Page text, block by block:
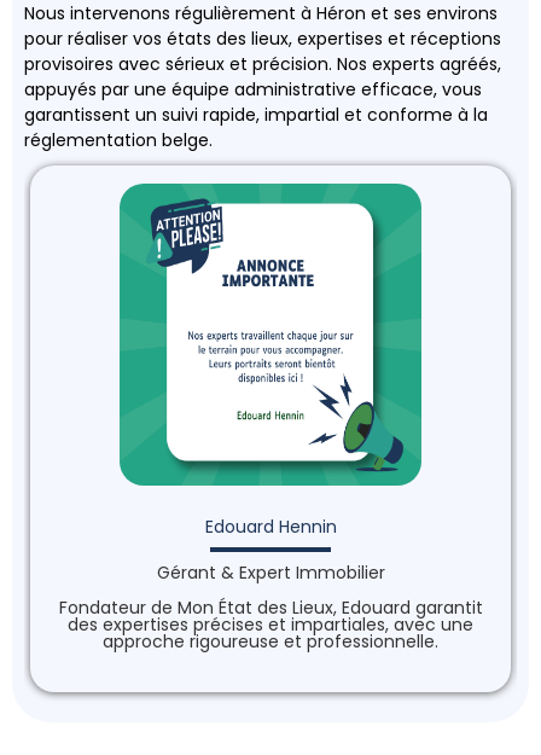
Nous intervenons régulièrement à Héron et ses environs
pour réaliser vos états des lieux, expertises et réceptions
provisoires avec sérieux et précision. Nos experts agréés,
appuyés par une équipe administrative efficace, vous
garantissent un suivi rapide, impartial et conforme à la
réglementation belge.
Edouard Hennin
Gérant & Expert Immobilier
Fondateur de Mon État des Lieux, Edouard garantit
des expertises précises et impartiales, avec une
approche rigoureuse et professionnelle.